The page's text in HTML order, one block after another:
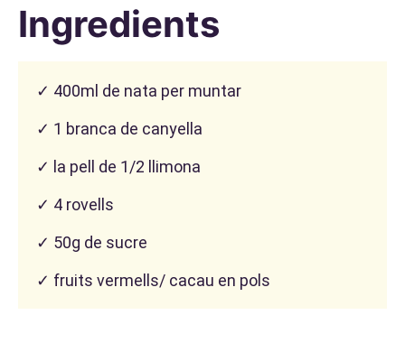
Ingredients
✓ 400ml de nata per muntar
✓ 1 branca de canyella
✓ la pell de 1/2 llimona
✓ 4 rovells
✓ 50g de sucre
✓ fruits vermells/ cacau en pols